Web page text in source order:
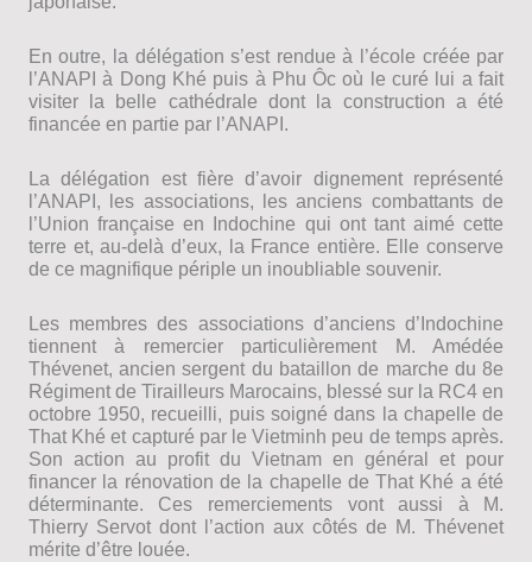
En outre, la délégation s’est rendue à l’école créée par
l’ANAPI à Dong Khé puis à Phu Ôc où le curé lui a fait
visiter la belle cathédrale dont la construction a été
financée en partie par l’ANAPI.
La délégation est fière d’avoir dignement représenté
l’ANAPI, les associations, les anciens combattants de
l’Union française en Indochine qui ont tant aimé cette
terre et, au-delà d’eux, la France entière. Elle conserve
de ce magnifique périple un inoubliable souvenir.
Les membres des associations d’anciens d’Indochine
tiennent à remercier particulièrement M. Amédée
Thévenet, ancien sergent du bataillon de marche du 8e
Régiment de Tirailleurs Marocains, blessé sur la RC4 en
octobre 1950, recueilli, puis soigné dans la chapelle de
That Khé et capturé par le Vietminh peu de temps après.
Son action au profit du Vietnam en général et pour
financer la rénovation de la chapelle de That Khé a été
déterminante. Ces remerciements vont aussi à M.
Thierry Servot dont l’action aux côtés de M. Thévenet
mérite d’être louée.